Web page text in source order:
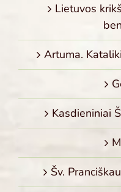
Lietuvos
Artuma.
Kasdieniniai
Šv.